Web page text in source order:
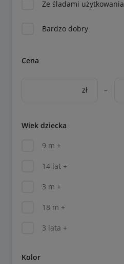
Ze śladami użytkowania
Bardzo dobry
Cena
zł –
Wiek dziecka
9 m +
14 lat +
3 m +
18 m +
3 lata +
Kolor